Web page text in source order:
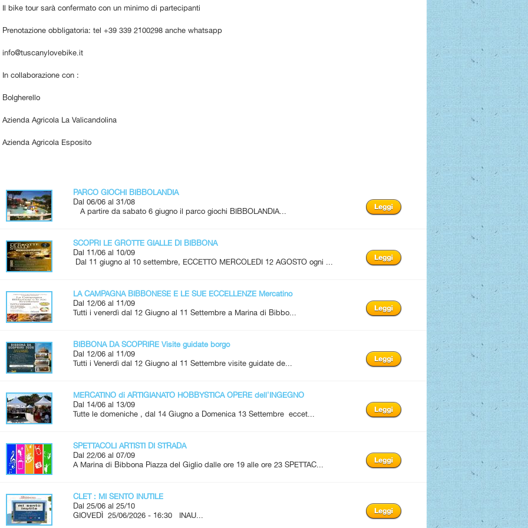
Il bike tour sarà confermato con un minimo di partecipanti
Prenotazione obbligatoria: tel +39 339 2100298 anche whatsapp
info@tuscanylovebike.it
In collaborazione con :
Bolgherello
Azienda Agricola La Valicandolina
Azienda Agricola Esposito
PARCO GIOCHI BIBBOLANDIA
Dal 06/06 al 31/08
A partire da sabato 6 giugno il parco giochi BIBBOLANDIA...
SCOPRI LE GROTTE GIALLE DI BIBBONA
Dal 11/06 al 10/09
Dal 11 giugno al 10 settembre, ECCETTO MERCOLEDI 12 AGOSTO ogni ...
LA CAMPAGNA BIBBONESE E LE SUE ECCELLENZE Mercatino
Dal 12/06 al 11/09
Tutti i venerdì dal 12 Giugno al 11 Settembre a Marina di Bibbo...
BIBBONA DA SCOPRIRE Visite guidate borgo
Dal 12/06 al 11/09
Tutti i Venerdì dal 12 Giugno al 11 Settembre visite guidate de...
MERCATINO di ARTIGIANATO HOBBYSTICA OPERE dell'INGEGNO
Dal 14/06 al 13/09
Tutte le domeniche , dal 14 Giugno a Domenica 13 Settembre eccet...
SPETTACOLI ARTISTI DI STRADA
Dal 22/06 al 07/09
A Marina di Bibbona Piazza del Giglio dalle ore 19 alle ore 23 SPETTAC...
CLET : MI SENTO INUTILE
Dal 25/06 al 25/10
GIOVEDÌ 25/06/2026 - 16:30 INAU...